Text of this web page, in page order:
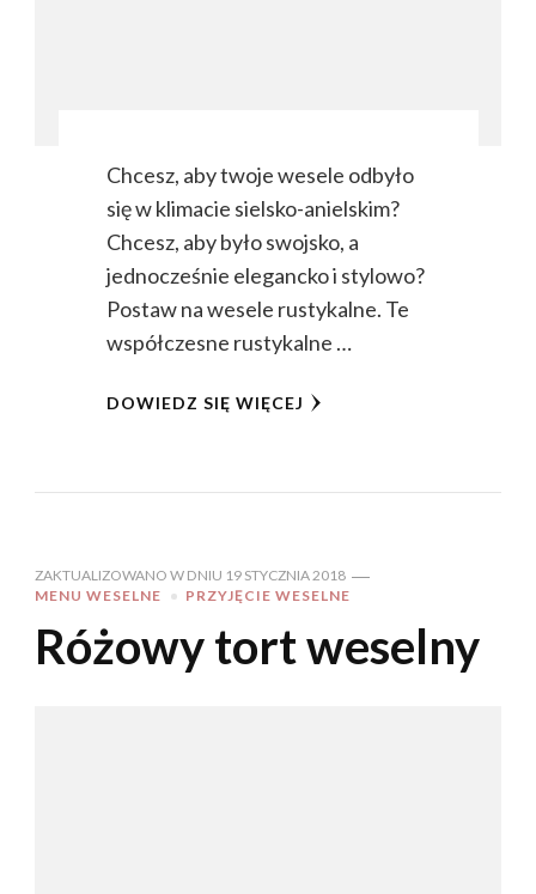
Chcesz, aby twoje wesele odbyło
się w klimacie sielsko-anielskim?
Chcesz, aby było swojsko, a
jednocześnie elegancko i stylowo?
Postaw na wesele rustykalne. Te
współczesne rustykalne …
DOWIEDZ SIĘ WIĘCEJ
ZAKTUALIZOWANO W DNIU 19 STYCZNIA 2018
MENU WESELNE
PRZYJĘCIE WESELNE
Różowy tort weselny